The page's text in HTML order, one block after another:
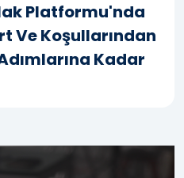
Platformu'nda
Ve Koşullarından
Kadar